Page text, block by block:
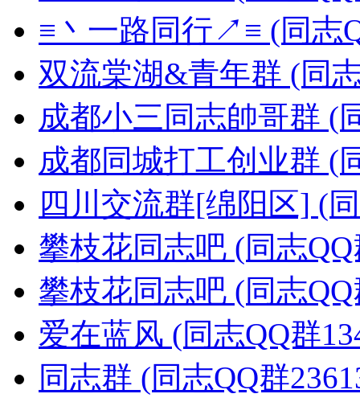
≡丶一路同行↗≡ (同志
双流棠湖&青年群 (同
成都小三同志帥哥群 (
成都同城打工创业群 (
四川交流群[绵阳区] (
攀枝花同志吧 (同志QQ
攀枝花同志吧 (同志QQ
爱在蓝风 (同志QQ群
同志群 (同志QQ群